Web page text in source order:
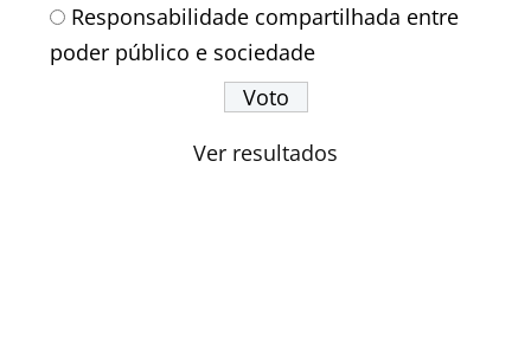
Responsabilidade compartilhada entre
poder público e sociedade
Ver resultados